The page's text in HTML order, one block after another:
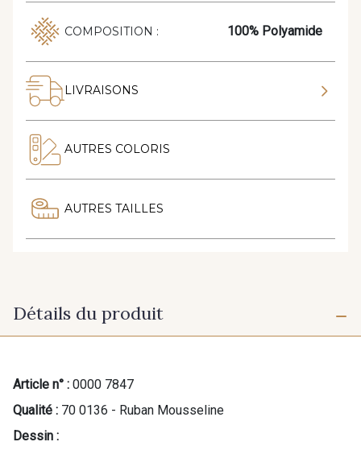
COMPOSITION : 100% Polyamide
LIVRAISONS
AUTRES COLORIS
AUTRES TAILLES
Détails du produit
Article n° : 0000 7847
Qualité : 70 0136 - Ruban Mousseline
Dessin :